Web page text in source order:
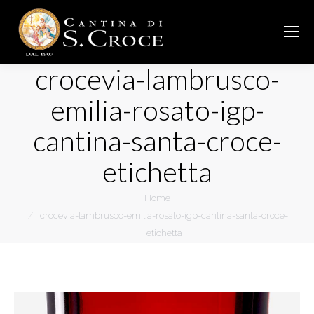
crocevia-lambrusco-
emilia-rosato-igp-
cantina-santa-croce-
etichetta
Home
crocevia-lambrusco-emilia-rosato-igp-cantina-santa-croce-
etichetta